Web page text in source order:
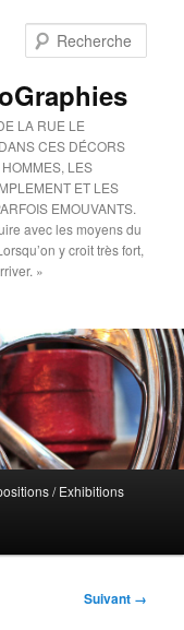
LA RUE LE
CES DÉCORS
LES
ET LES
EMOUVANTS.
avec les moyens du
y croit très fort,
»
/ Exhibitions
Suivant →